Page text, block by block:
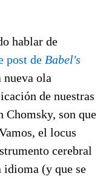
hablar de
post de Babel's
ola
de nuestras
Chomsky, son que
el locus
cerebral
idioma (y que se